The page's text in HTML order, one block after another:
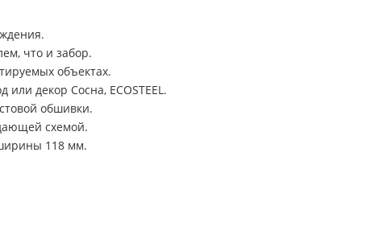
что и забор.
объектах.
или декор Сосна, ECOSTEEL.
обшивки.
схемой.
118 мм.